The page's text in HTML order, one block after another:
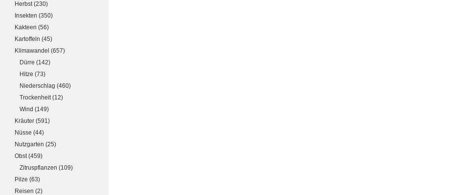
Herbst(230)
Insekten (350)
Kakteen (56)
Kartoffeln (45)
Klimawandel (657)
Dürre (142)
Hitze (73)
Niederschlag (460)
Trockenheit(12)
Wind (149)
Kräuter (591)
Nüsse (44)
Nutzgarten (25)
Obst(459)
Zitruspflanzen (109)
Pilze (63)
Reisen (2)